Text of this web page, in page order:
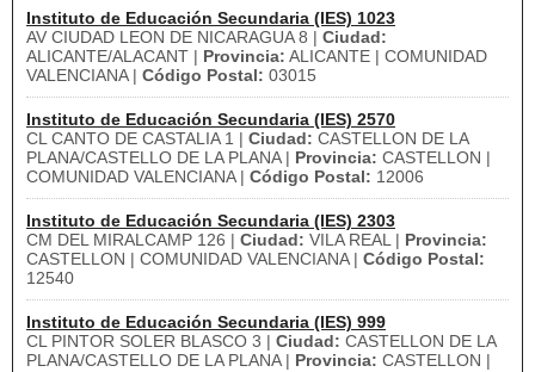
Instituto de Educación Secundaria (IES) 1023
AV CIUDAD LEON DE NICARAGUA 8 | Ciudad:
ALICANTE/ALACANT | Provincia: ALICANTE | COMUNIDAD
VALENCIANA | Código Postal: 03015
Instituto de Educación Secundaria (IES) 2570
CL CANTO DE CASTALIA 1 | Ciudad: CASTELLON DE LA
PLANA/CASTELLO DE LA PLANA | Provincia: CASTELLON |
COMUNIDAD VALENCIANA | Código Postal: 12006
Instituto de Educación Secundaria (IES) 2303
CM DEL MIRALCAMP 126 | Ciudad: VILA REAL | Provincia:
CASTELLON | COMUNIDAD VALENCIANA | Código Postal:
12540
Instituto de Educación Secundaria (IES) 999
CL PINTOR SOLER BLASCO 3 | Ciudad: CASTELLON DE LA
PLANA/CASTELLO DE LA PLANA | Provincia: CASTELLON |